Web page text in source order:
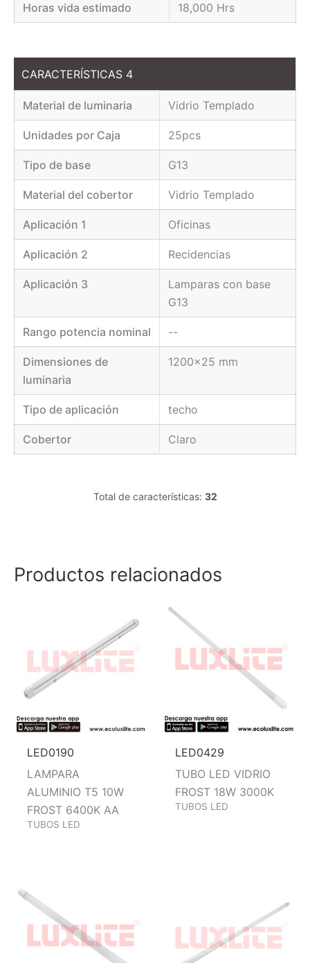
Horas vida estimado 18,000 Hrs
CARACTERÍSTICAS 4
Material de luminaria Vidrio Templado
Unidades por Caja 25pcs
Tipo de base G13
Material del cobertor Vidrio Templado
Aplicación 1 Oficinas
Aplicación 2 Recidencias
Aplicación 3
Lamparas con base
G13
Rango potencia nominal --
Dimensiones de
luminaria
1200x25 mm
Tipo de aplicación techo
Cobertor Claro
Total de características: 32
Productos relacionados
LED0190
LAMPARA
ALUMINIO T5 10W
FROST 6400K AA
TUBOS LED
LED0429
TUBO LED VIDRIO
FROST 18W 3000K
TUBOS LED